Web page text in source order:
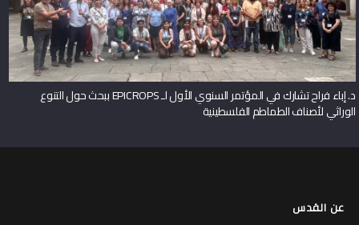
د. إباء فراح تشارك في المؤتمر السنوي الأول لـ EPICROPS ببحث حول التنوع
الوراثي لأصناف الطماطم الفلسطينية
عن القدس